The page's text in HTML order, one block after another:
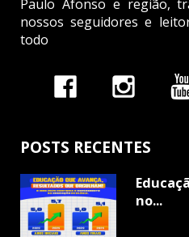
Paulo Afonso e região,
nossos seguidores e
todo
POSTS RECENTES
no...